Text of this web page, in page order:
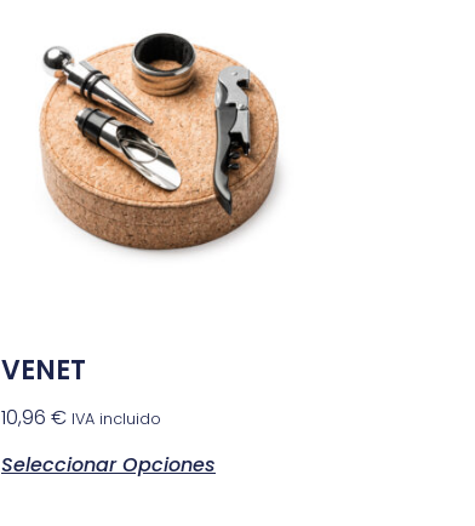
VENET
10,96 € IVA incluido
Seleccionar Opciones